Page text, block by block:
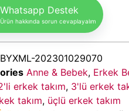
Whatsapp Destek
Ürün hakkında sorun cevaplayalım
202301029070
Anne & Bebek, Erkek
erkek takım, 3'lü erkek
takım, üçlü erkek takım